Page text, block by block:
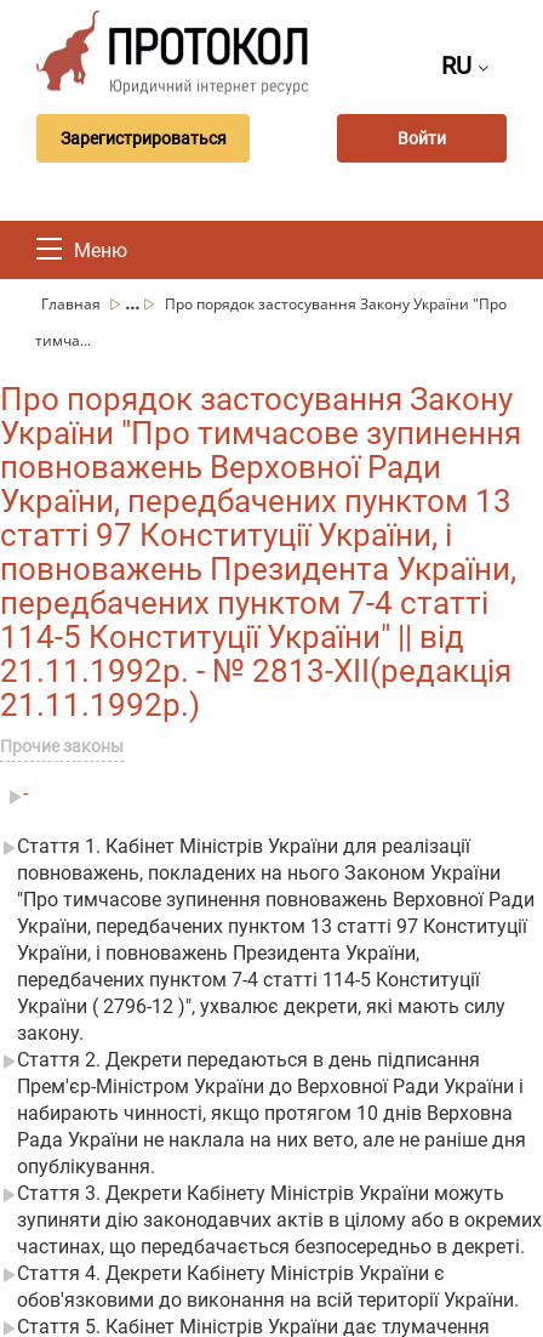
RU
Зарегистрироваться Войти
Меню
Главная ...
Про порядок застосування Закону України "Про
тимча...
Про порядок застосування Закону
України "Про тимчасове зупинення
повноважень Верховної Ради
України, передбачених пунктом 13
статті 97 Конституції України, і
повноважень Президента України,
передбачених пунктом 7-4 статті
114-5 Конституції України" || від
21.11.1992р. - № 2813-XII(редакція
21.11.1992р.)
Прочие законы
-
Стаття 1. Кабінет Міністрів України для реалізації
повноважень, покладених на нього Законом України
"Про тимчасове зупинення повноважень Верховної Ради
України, передбачених пунктом 13 статті 97 Конституції
України, і повноважень Президента України,
передбачених пунктом 7-4 статті 114-5 Конституції
України ( 2796-12 )", ухвалює декрети, які мають силу
закону.
Стаття 2. Декрети передаються в день підписання
Прем'єр-Міністром України до Верховної Ради України і
набирають чинності, якщо протягом 10 днів Верховна
Рада України не наклала на них вето, але не раніше дня
опублікування.
Стаття 3. Декрети Кабінету Міністрів України можуть
зупиняти дію законодавчих актів в цілому або в окремих
частинах, що передбачається безпосередньо в декреті.
Стаття 4. Декрети Кабінету Міністрів України є
обов'язковими до виконання на всій території України.
Стаття 5. Кабінет Міністрів України дає тлумачення